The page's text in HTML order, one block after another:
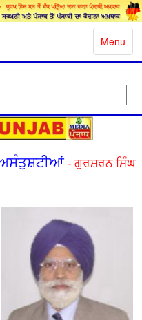
Toggle
Menu
ਅਸੰਤੁਸ਼ਟੀਆਂ - ਗੁਰਸ਼ਰਨ ਸਿੰਘ